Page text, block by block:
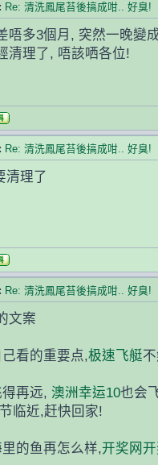
Re: 清洗鳳尾苔後搞成咁.. 好臭!
唔多3個月, 突然一晚變
清理了, 唔該哂各位!
Re: 清洗鳳尾苔後搞成咁.. 好臭!
清理了
Re: 清洗鳳尾苔後搞成咁.. 好臭!
文案
看的重要点,极速飞艇
再远, 澳洲幸运10也会
临近,赶快回家!
的鱼再怎么样,开奖网